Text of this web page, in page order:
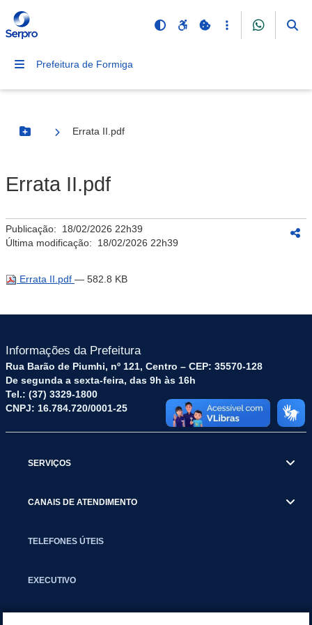
Prefeitura de Formiga
Botão Menu
Errata II.pdf
Errata II.pdf
Publicação: 18/02/2026 22h39
Última modificação: 18/02/2026 22h39
Errata II.pdf — 582.8 KB
Informações da Prefeitura
Rua Barão de Piumhi, nº 121, Centro – CEP: 35570-128
De segunda a sexta-feira, das 9h às 16h
Tel.: (37) 3329-1800
CNPJ: 16.784.720/0001-25
SERVIÇOS
CANAIS DE ATENDIMENTO
TELEFONES ÚTEIS
EXECUTIVO